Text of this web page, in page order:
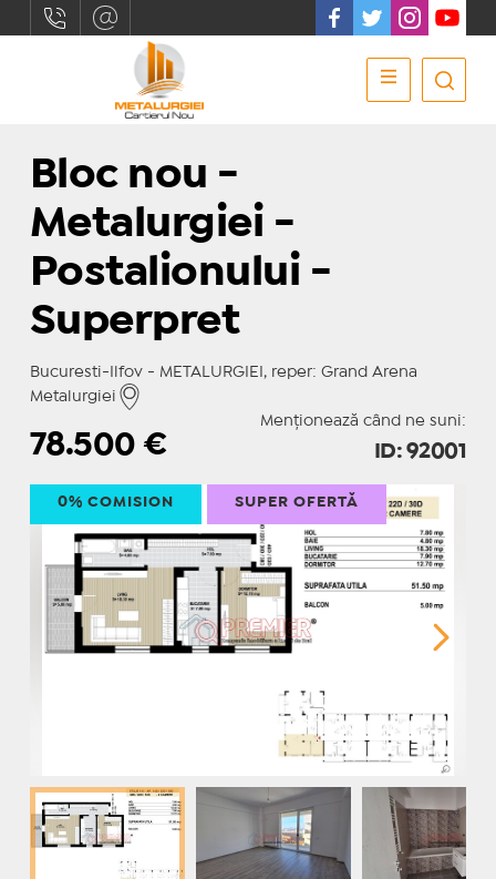
Bloc nou -
Metalurgiei -
Postalionului -
Superpret
Bucuresti-Ilfov - METALURGIEI, reper: Grand Arena
Metalurgiei
Menționează când ne suni:
78.500€ ID: 92001
0% COMISION SUPER OFERTĂ